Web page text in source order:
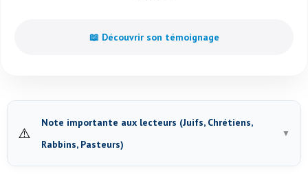
📖 Découvrir son témoignage
⚠️
Note importante aux lecteurs (Juifs, Chrétiens,
Rabbins, Pasteurs)
▼